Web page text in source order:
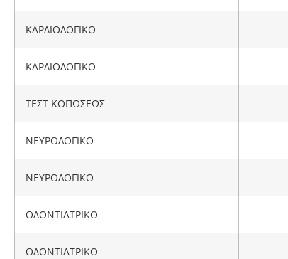
ΚΑΡΔΙΟΛΟΓΙΚΟ
ΚΑΡΔΙΟΛΟΓΙΚΟ
ΤΕΣΤ ΚΟΠΩΣΕΩΣ
ΝΕΥΡΟΛΟΓΙΚΟ
ΝΕΥΡΟΛΟΓΙΚΟ
ΟΔΟΝΤΙΑΤΡΙΚΟ
ΟΔΟΝΤΙΑΤΡΙΚΟ